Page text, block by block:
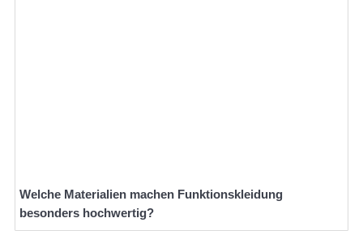
Welche Materialien machen Funktionskleidung
besonders hochwertig?